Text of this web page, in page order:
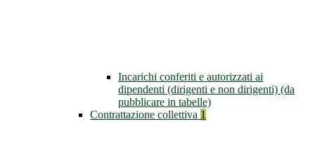
Incarichi conferiti e autorizzati ai
dipendenti (dirigenti e non dirigenti) (da
pubblicare in tabelle)
Contrattazione collettiva 1